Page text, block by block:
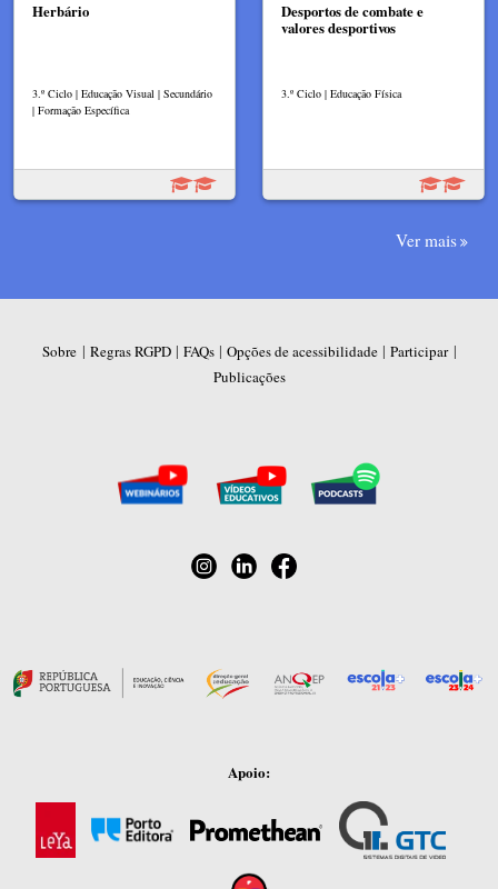
Herbário
3.º Ciclo | Educação Visual | Secundário
| Formação Específica
Desportos de combate e
valores desportivos
3.º Ciclo | Educação Física
Ver mais
Sobre | Regras RGPD| FAQs| Opções de acessibilidade| Participar|
Publicações
Apoio: